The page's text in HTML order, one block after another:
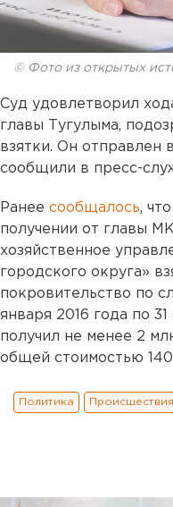
© Фото из открытых
Cуд удовлетворил
главы Тугулыма,
взятки. Он отправлен
сообщили в пресс-
Ранее сообщалось,
получении от главы
хозяйственное
городского округа»
покровительство по
января 2016 года по
получил не менее 2
общей стоимостью
Политика Происшествия